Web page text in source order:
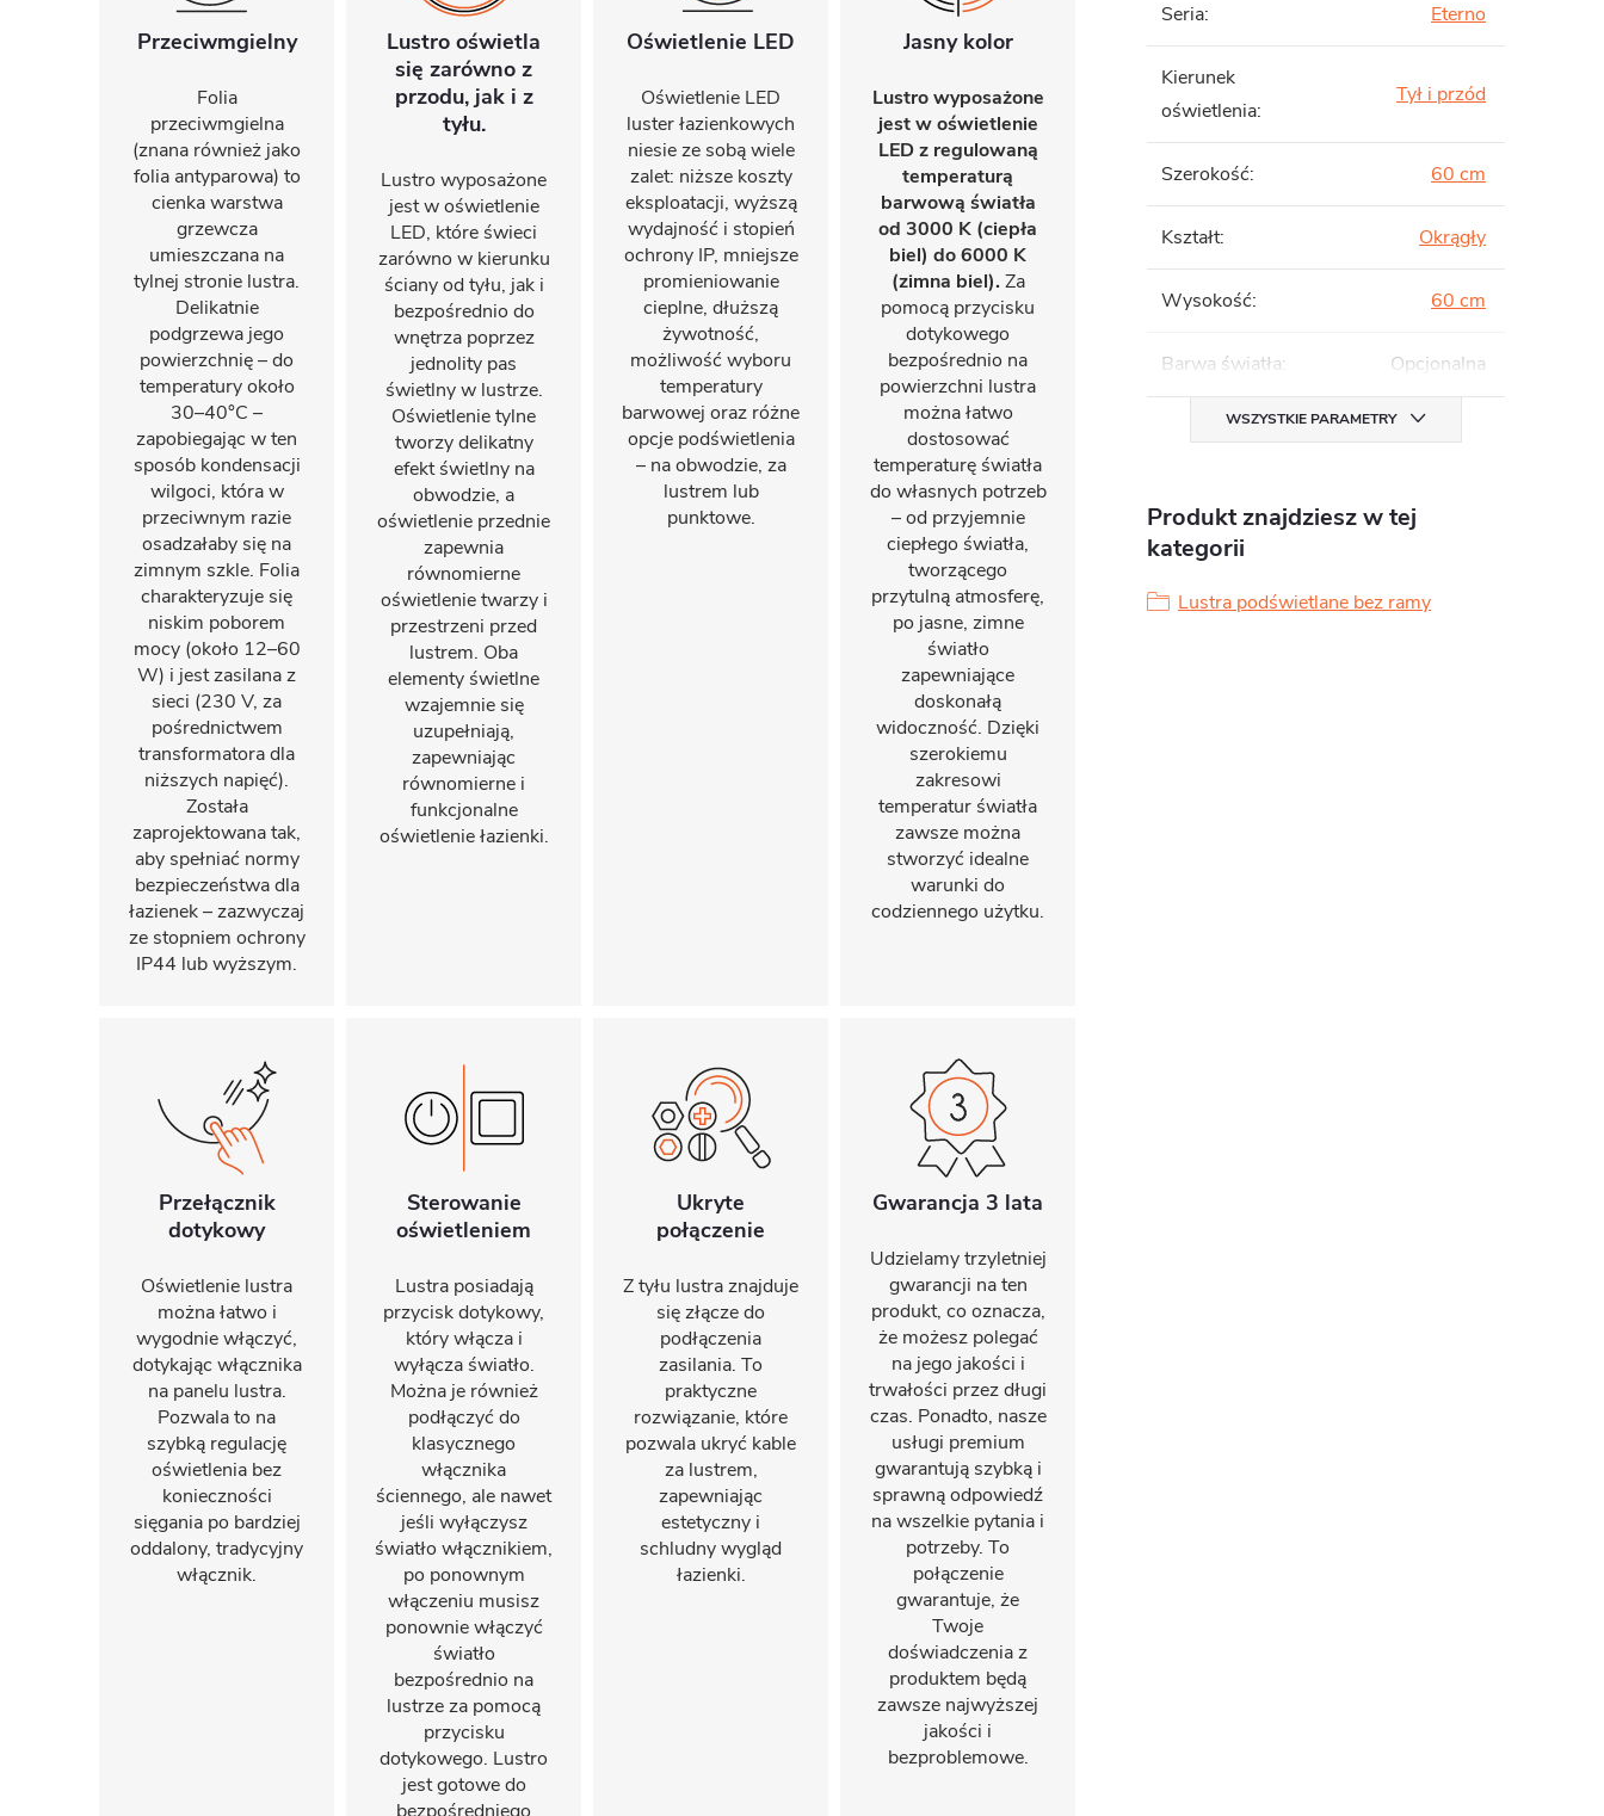
Przeciwmgielny
Folia
przeciwmgielna
(znana również jako
folia antyparowa) to
cienka warstwa
grzewcza
umieszczana na
tylnej stronie lustra.
Delikatnie
podgrzewa jego
powierzchnię – do
temperatury około
30–40°C –
zapobiegając w ten
sposób kondensacji
wilgoci, która w
przeciwnym razie
osadzałaby się na
zimnym szkle. Folia
charakteryzuje się
niskim poborem
mocy (około 12–60
W) i jest zasilana z
sieci (230 V, za
pośrednictwem
transformatora dla
niższych napięć).
Została
zaprojektowana tak,
aby spełniać normy
bezpieczeństwa dla
łazienek – zazwyczaj
ze stopniem ochrony
IP44 lub wyższym.
Lustro oświetla
się zarówno z
przodu, jak i z
tyłu.
Lustro wyposażone
jest w oświetlenie
LED, które świeci
zarówno w kierunku
ściany od tyłu, jak i
bezpośrednio do
wnętrza poprzez
jednolity pas
świetlny w lustrze.
Oświetlenie tylne
tworzy delikatny
efekt świetlny na
obwodzie, a
oświetlenie przednie
zapewnia
równomierne
oświetlenie twarzy i
przestrzeni przed
lustrem. Oba
elementy świetlne
wzajemnie się
uzupełniają,
zapewniając
równomierne i
funkcjonalne
oświetlenie łazienki.
Oświetlenie LED
Oświetlenie LED
luster łazienkowych
niesie ze sobą wiele
zalet: niższe koszty
eksploatacji, wyższą
wydajność i stopień
ochrony IP, mniejsze
promieniowanie
cieplne, dłuższą
żywotność,
możliwość wyboru
temperatury
barwowej oraz różne
opcje podświetlenia
– na obwodzie, za
lustrem lub
punktowe.
Jasny kolor
Lustro wyposażone
jest w oświetlenie
LED z regulowaną
temperaturą
barwową światła
od 3000 K (ciepła
biel) do 6000 K
(zimna biel). Za
pomocą przycisku
dotykowego
bezpośrednio na
powierzchni lustra
można łatwo
dostosować
temperaturę światła
do własnych potrzeb
– od przyjemnie
ciepłego światła,
tworzącego
przytulną atmosferę,
po jasne, zimne
światło
zapewniające
doskonałą
widoczność. Dzięki
szerokiemu
zakresowi
temperatur światła
zawsze można
stworzyć idealne
warunki do
codziennego użytku.
Przełącznik
dotykowy
Oświetlenie lustra
można łatwo i
wygodnie włączyć,
dotykając włącznika
na panelu lustra.
Pozwala to na
szybką regulację
oświetlenia bez
konieczności
sięgania po bardziej
oddalony, tradycyjny
włącznik.
Sterowanie
oświetleniem
Lustra posiadają
przycisk dotykowy,
który włącza i
wyłącza światło.
Można je również
podłączyć do
klasycznego
włącznika
ściennego, ale nawet
jeśli wyłączysz
światło włącznikiem,
po ponownym
włączeniu musisz
ponownie włączyć
światło
bezpośrednio na
lustrze za pomocą
przycisku
dotykowego. Lustro
jest gotowe do
Ukryte
połączenie
Z tyłu lustra znajduje
się złącze do
podłączenia
zasilania. To
praktyczne
rozwiązanie, które
pozwala ukryć kable
za lustrem,
zapewniając
estetyczny i
schludny wygląd
łazienki.
Gwarancja 3 lata
Udzielamy trzyletniej
gwarancji na ten
produkt, co oznacza,
że ​​możesz polegać
na jego jakości i
trwałości przez długi
czas. Ponadto, nasze
usługi premium
gwarantują szybką i
sprawną odpowiedź
na wszelkie pytania i
potrzeby. To
połączenie
gwarantuje, że
Twoje
doświadczenia z
produktem będą
zawsze najwyższej
jakości i
bezproblemowe.
Seria: Eterno
Kierunek
oświetlenia:
Tył i przód
Szerokość: 60 cm
Kształt: Okrągły
Wysokość: 60 cm
Barwa światła: Opcjonalna
WSZYSTKIE PARAMETRY
Produkt znajdziesz w tej
kategorii
Lustra podświetlane bez ramy